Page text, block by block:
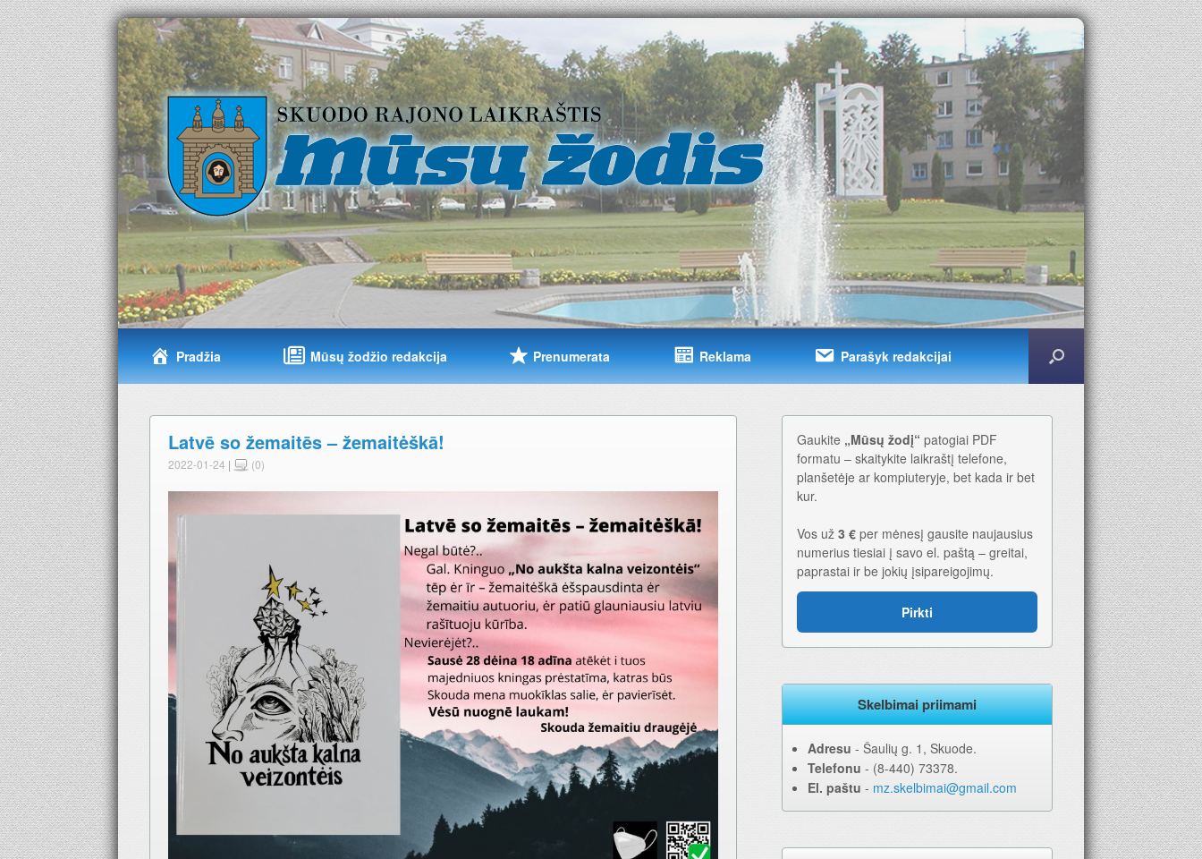
Pradžia Mūsų žodžio redakcija Prenumerata Reklama Parašyk redakcijai
Latvē so žemait­ēs – žemaitėškā!
2022-01-24 | (0)
Gaukite „Mūsų žodį“ patogiai PDF
formatu – skaitykite laikraštį telefone,
planšetėje ar kompiuteryje, bet kada ir bet
kur.
Vos už 3 € per mėnesį gausite naujausius
numerius tiesiai į savo el. paštą – greitai,
paprastai ir be jokių įsipareigojimų.
Pirkti
Skelbimai priimami
Adresu ‐ Šaulių g. 1, Skuode.
Telefonu ‐ (8-440) 73378.
El. paštu ‐ mz.skelbimai@gmail.com